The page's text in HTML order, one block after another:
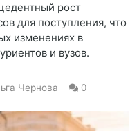
рост
для поступления, что
изменениях в
и вузов.
Чернова 0